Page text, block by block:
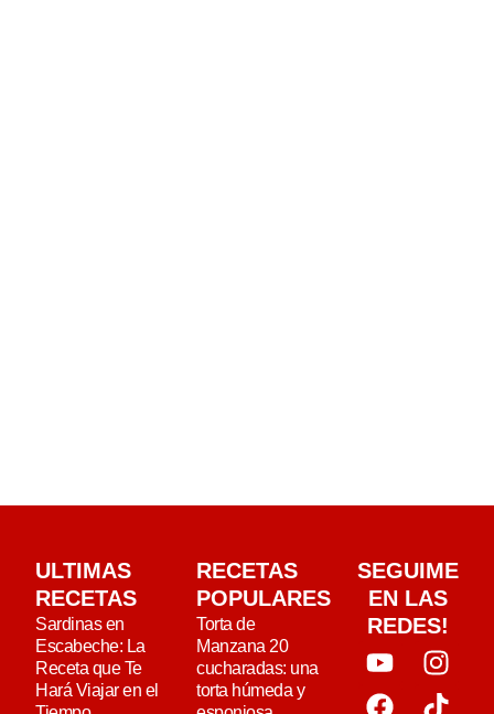
ULTIMAS
RECETAS
Sardinas en
Escabeche: La
Receta que Te
Hará Viajar en el
RECETAS
POPULARES
Torta de
Manzana 20
cucharadas: una
torta húmeda y
SEGUIME
EN LAS
REDES!